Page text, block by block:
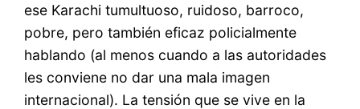
ese Karachi tumultuoso, ruidoso, barroco,
pobre, pero también eficaz policialmente
hablando (al menos cuando a las autoridades
les conviene no dar una mala imagen
internacional). La tensión que se vive en la